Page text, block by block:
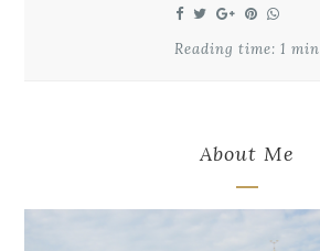
Reading time: 1 min
About Me